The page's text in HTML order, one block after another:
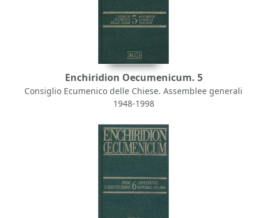
Enchiridion Oecumenicum. 5
Consiglio Ecumenico delle Chiese. Assemblee generali
1948-1998